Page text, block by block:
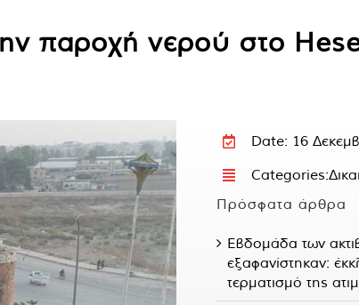
παροχή νερού στο
Date: 16
Categories:
Πρόσφατα άρθρα
Εβδομάδα των
εξαφανίστηκαν:
τερματισμό της